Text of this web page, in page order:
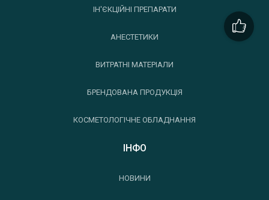
ІН'ЄКЦІЙНІ ПРЕПАРАТИ
АНЕСТЕТИКИ
ВИТРАТНІ МАТЕРІАЛИ
БРЕНДОВАНА ПРОДУКЦІЯ
КОСМЕТОЛОГІЧНЕ ОБЛАДНАННЯ
ІНФО
НОВИНИ